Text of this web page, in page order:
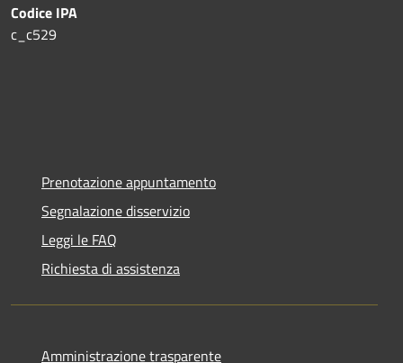
Codice IPA
c_c529
Prenotazione appuntamento
Segnalazione disservizio
Leggi le FAQ
Richiesta di assistenza
Amministrazione trasparente